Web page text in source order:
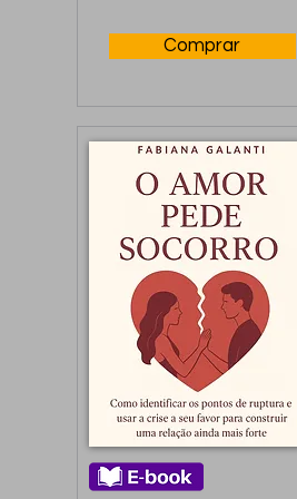
caminho de cura e
força, Não importa a
Comprar